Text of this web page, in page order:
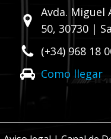
Avda. Miguel
50, 30730 |
(+34) 968 18
Como llegar